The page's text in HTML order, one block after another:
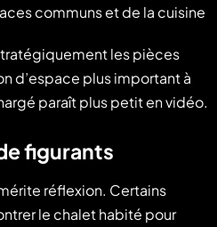
communs et de la cuisine
les pièces
d’espace plus important à
paraît plus petit en vidéo.
figurants
réflexion. Certains
le chalet habité pour